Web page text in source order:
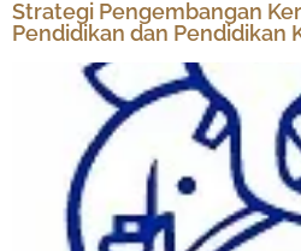
Strategi Pengembangan
Pendidikan dan Pendidikan